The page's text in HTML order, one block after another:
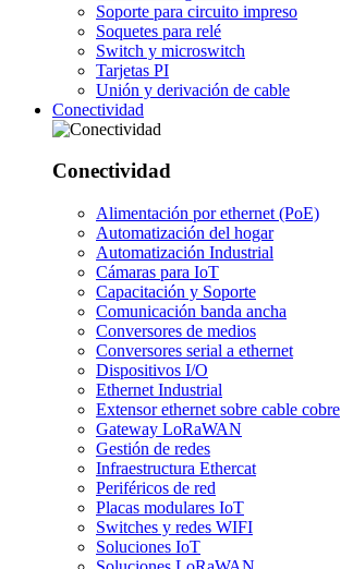
Soporte para circuito impreso
Soquetes para relé
Switch y microswitch
Tarjetas PI
Unión y derivación de cable
Conectividad
Conectividad
Alimentación por ethernet (PoE)
Automatización del hogar
Automatización Industrial
Cámaras para IoT
Capacitación y Soporte
Comunicación banda ancha
Conversores de medios
Conversores serial a ethernet
Dispositivos I/O
Ethernet Industrial
Extensor ethernet sobre cable cobre
Gateway LoRaWAN
Gestión de redes
Infraestructura Ethercat
Periféricos de red
Placas modulares IoT
Switches y redes WIFI
Soluciones IoT